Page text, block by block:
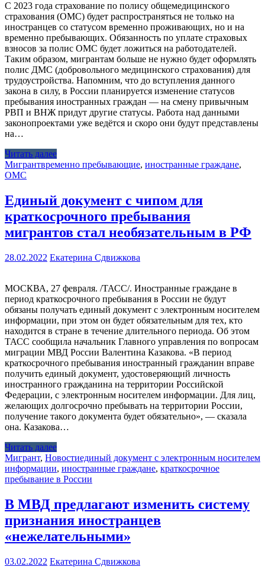
С 2023 года страхование по полису общемедицинского
страхования (ОМС) будет распространяться не только на
иностранцев со статусом временно проживающих, но и на
временно пребывающих. Обязанность по уплате страховых
взносов за полис ОМС будет ложиться на работодателей.
Таким образом, мигрантам больше не нужно будет оформлять
полис ДМС (добровольного медицинского страхования) для
трудоустройства. Напомним, что до вступления данного
закона в силу, в России планируется изменение статусов
пребывания иностранных граждан — на смену привычным
РВП и ВНЖ придут другие статусы. Работа над данными
законопроектами уже ведётся и скоро они будут представлены
на…
Читать далее
Мигрантвременно пребывающие, иностранные граждане,
ОМС
Единый документ с чипом для
краткосрочного пребывания
мигрантов стал необязательным в РФ
28.02.2022 Екатерина Сдвижкова
МОСКВА, 27 февраля. /ТАСС/. Иностранные граждане в
период краткосрочного пребывания в России не будут
обязаны получать единый документ с электронным носителем
информации, при этом он будет обязательным для тех, кто
находится в стране в течение длительного периода. Об этом
ТАСС сообщила начальник Главного управления по вопросам
миграции МВД России Валентина Казакова. «В период
краткосрочного пребывания иностранный гражданин вправе
получить единый документ, удостоверяющий личность
иностранного гражданина на территории Российской
Федерации, с электронным носителем информации. Для лиц,
желающих долгосрочно пребывать на территории России,
получение такого документа будет обязательно», — сказала
она. Казакова…
Читать далее
Мигрант, Новостиединый документ с электронным носителем
информации, иностранные граждане, краткосрочное
пребывание в России
В МВД предлагают изменить систему
признания иностранцев
«нежелательными»
03.02.2022 Екатерина Сдвижкова